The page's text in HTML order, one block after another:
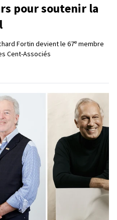
pour soutenir la
Fortin devient le 67e membre
Cent-Associés